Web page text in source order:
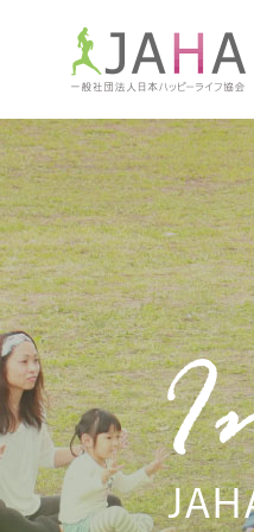
JAHAにつ
JAHA資格講
骨盤スリムヨ
ヨガレッスン
全米ヨガRYT200